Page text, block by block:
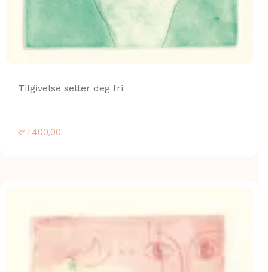
Tilgivelse setter deg fri
kr 1.400,00